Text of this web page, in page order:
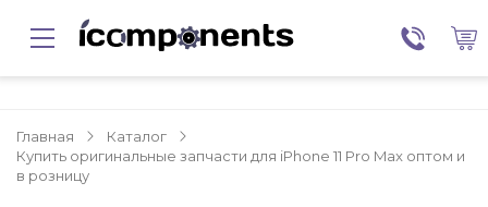
Главная
Каталог
Купить оригинальные запчасти для iPhone 11 Pro Max оптом и
в розницу